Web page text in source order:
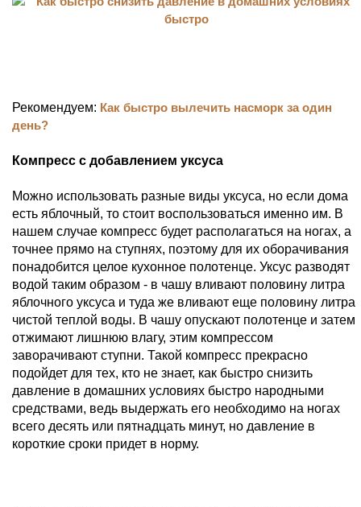
Рекомендуем: Как быстро вылечить насморк за один
день?
Компресс с добавлением уксуса
Можно использовать разные виды уксуса, но если дома
есть яблочный, то стоит воспользоваться именно им. В
нашем случае компресс будет располагаться на ногах, а
точнее прямо на ступнях, поэтому для их оборачивания
понадобится целое кухонное полотенце. Уксус разводят
водой таким образом - в чашу вливают половину литра
яблочного уксуса и туда же вливают еще половину литра
чистой теплой воды. В чашу опускают полотенце и затем
отжимают лишнюю влагу, этим компрессом
заворачивают ступни. Такой компресс прекрасно
подойдет для тех, кто не знает, как быстро снизить
давление в домашних условиях быстро народными
средствами, ведь выдержать его необходимо на ногах
всего десять или пятнадцать минут, но давление в
короткие сроки придет в норму.